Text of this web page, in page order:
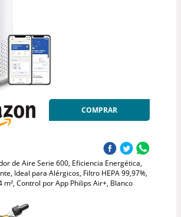
COMPRAR
de Aire Serie 600, Eficiencia Energética,
Ideal para Alérgicos, Filtro HEPA 99,97%,
m², Control por App Philips Air+, Blanco